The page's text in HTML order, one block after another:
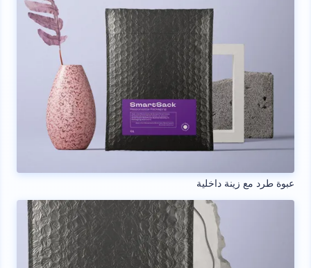
عبوة طرد مع زينة داخلية